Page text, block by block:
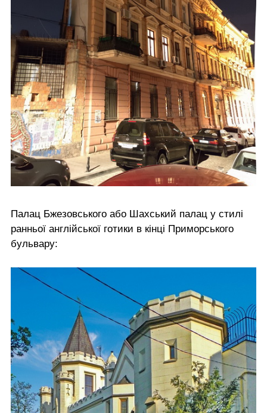
Палац Бжезовського або Шахський палац у стилі
ранньої англійської готики в кінці Приморського
бульвару: